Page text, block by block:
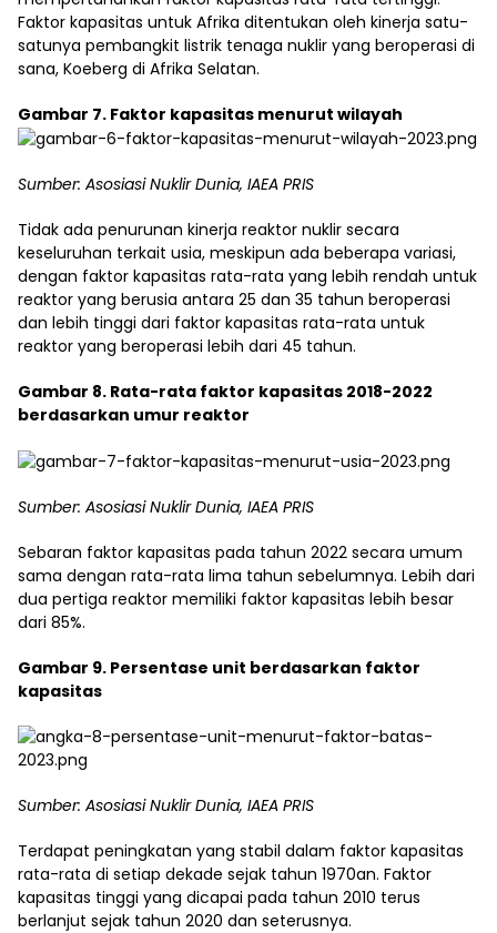
Faktor kapasitas untuk Afrika ditentukan oleh kinerja satu-
satunya pembangkit listrik tenaga nuklir yang beroperasi di
sana, Koeberg di Afrika Selatan.
Gambar 7. Faktor kapasitas menurut wilayah
Sumber: Asosiasi Nuklir Dunia, IAEA PRIS
Tidak ada penurunan kinerja reaktor nuklir secara
keseluruhan terkait usia, meskipun ada beberapa variasi,
dengan faktor kapasitas rata-rata yang lebih rendah untuk
reaktor yang berusia antara 25 dan 35 tahun beroperasi
dan lebih tinggi dari faktor kapasitas rata-rata untuk
reaktor yang beroperasi lebih dari 45 tahun.
Gambar 8. Rata-rata faktor kapasitas 2018-2022
berdasarkan umur reaktor
Sumber: Asosiasi Nuklir Dunia, IAEA PRIS
Sebaran faktor kapasitas pada tahun 2022 secara umum
sama dengan rata-rata lima tahun sebelumnya. Lebih dari
dua pertiga reaktor memiliki faktor kapasitas lebih besar
dari 85%.
Gambar 9. Persentase unit berdasarkan faktor
kapasitas
Sumber: Asosiasi Nuklir Dunia, IAEA PRIS
Terdapat peningkatan yang stabil dalam faktor kapasitas
rata-rata di setiap dekade sejak tahun 1970an. Faktor
kapasitas tinggi yang dicapai pada tahun 2010 terus
berlanjut sejak tahun 2020 dan seterusnya.